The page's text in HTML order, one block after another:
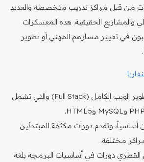
من قبل مراكز تدريب متخصصة والعديد
والمشاريع الحقيقية. هذه المعسكرات
في تغيير مسارهم المهني أو تطوير
تتاح دورات في تطوير الويب الكامل (Full Stack) والتي تشمل
أساسياً، وتقدم دورات مكثفة للمبتدئين
مختلفة.
القطري دورات في أساسيات البرمجة بلغة